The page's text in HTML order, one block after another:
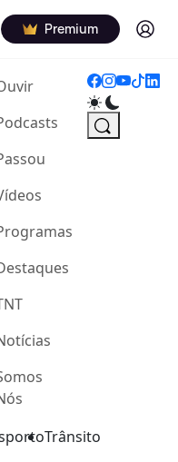
Premium Log in
(current)
Trânsito